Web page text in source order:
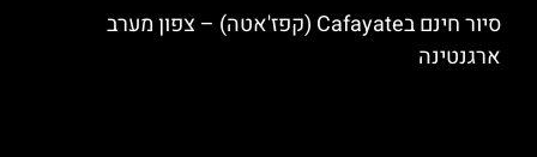
סיור חינם בCafayate (קפז'אטה) – צפון מערב
ארגנטינה